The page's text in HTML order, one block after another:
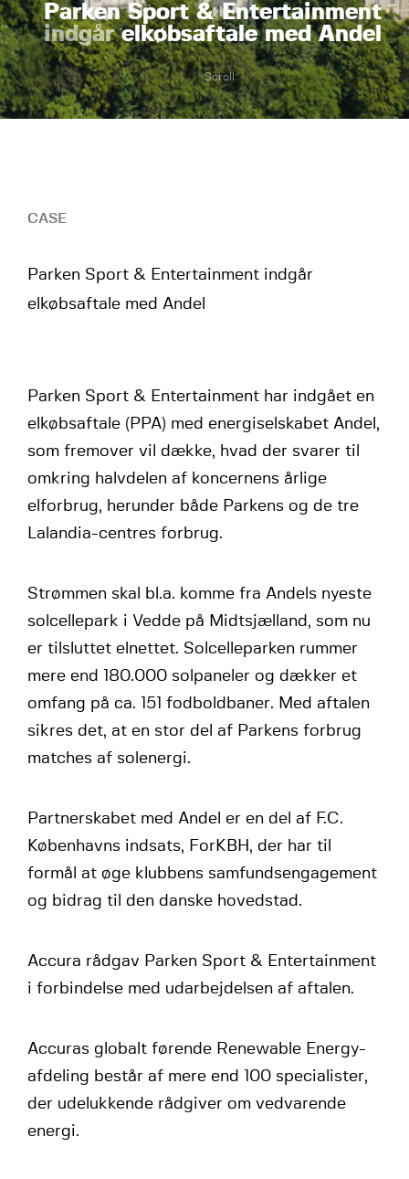
Parken Sport & Entertainment
indgårelkøbsaftale med Andel
Scroll
CASE
Parken Sport & Entertainment indgår
elkøbsaftale med Andel
Parken Sport & Entertainment har indgået en
elkøbsaftale (PPA) med energiselskabet Andel,
som fremover vil dække, hvad der svarer til
omkring halvdelen af koncernens årlige
elforbrug, herunder både Parkens og de tre
Lalandia-centres forbrug.
Strømmen skal bl.a. komme fra Andels nyeste
solcellepark i Vedde på Midtsjælland, som nu
er tilsluttet elnettet. Solcelleparken rummer
mere end 180.000 solpaneler og dækker et
omfang på ca. 151 fodboldbaner. Med aftalen
sikres det, at en stor del af Parkens forbrug
matches af solenergi.
Partnerskabet med Andel er en del af F.C.
Københavns indsats, ForKBH, der har til
formål at øge klubbens samfundsengagement
og bidrag til den danske hovedstad.
Accura rådgav Parken Sport & Entertainment
i forbindelse med udarbejdelsen af aftalen.
Accuras globalt førende Renewable Energy-
afdeling består af mere end 100 specialister,
der udelukkende rådgiver om vedvarende
energi.